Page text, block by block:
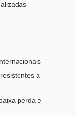
a
perda e